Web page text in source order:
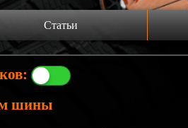
Статьи
шин
Лист1
Лист2
шины